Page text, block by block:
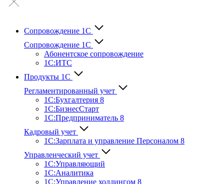
Сопровождение 1С
Сопровождение 1С
Абонентское сопровождение
1С:ИТС
Продукты 1С
Регламентированный учет
1C:Бухгалтерия 8
1С:БизнесСтарт
1C:Предприниматель 8
Кадровый учет
1С:Зарплата и управление Персона­лом 8
Управленческий учет
1С:Управляющий
1С:Аналитика
1С:Управление холдингом 8